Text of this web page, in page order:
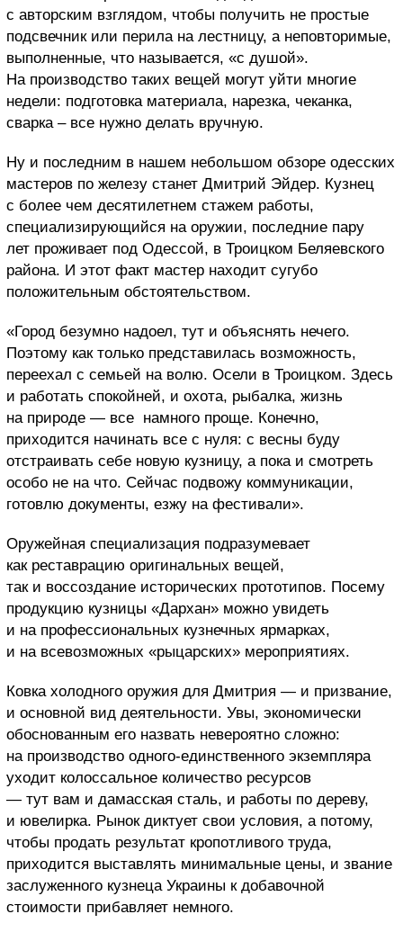
с авторским взглядом, чтобы получить не простые
подсвечник или перила на лестницу, а неповторимые,
выполненные, что называется, «с душой».
На производство таких вещей могут уйти многие
недели: подготовка материала, нарезка, чеканка,
сварка – все нужно делать вручную.
Ну и последним в нашем небольшом обзоре одесских
мастеров по железу станет Дмитрий Эйдер. Кузнец
с более чем десятилетнем стажем работы,
специализирующийся на оружии, последние пару
лет проживает под Одессой, в Троицком Беляевского
района. И этот факт мастер находит сугубо
положительным обстоятельством.
«Город безумно надоел, тут и объяснять нечего.
Поэтому как только представилась возможность,
переехал с семьей на волю. Осели в Троицком. Здесь
и работать спокойней, и охота, рыбалка, жизнь
на природе — все намного проще. Конечно,
приходится начинать все с нуля: с весны буду
отстраивать себе новую кузницу, а пока и смотреть
особо не на что. Сейчас подвожу коммуникации,
готовлю документы, езжу на фестивали».
Оружейная специализация подразумевает
как реставрацию оригинальных вещей,
так и воссоздание исторических прототипов. Посему
продукцию кузницы «Дархан» можно увидеть
и на профессиональных кузнечных ярмарках,
и на всевозможных «рыцарских» мероприятиях.
Ковка холодного оружия для Дмитрия — и призвание,
и основной вид деятельности. Увы, экономически
обоснованным его назвать невероятно сложно:
на производство одного-единственного экземпляра
уходит колоссальное количество ресурсов
— тут вам и дамасская сталь, и работы по дереву,
и ювелирка. Рынок диктует свои условия, а потому,
чтобы продать результат кропотливого труда,
приходится выставлять минимальные цены, и звание
заслуженного кузнеца Украины к добавочной
стоимости прибавляет немного.